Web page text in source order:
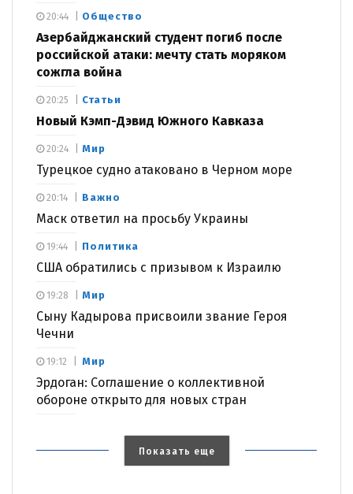
Общество
Азербайджанский студент погиб после
российской атаки: мечту стать моряком
сожгла война
20:44
Статьи
Новый Кэмп-Дэвид Южного Кавказа
20:25
Мир
Турецкое судно атаковано в Черном море
20:24
Важно
Маск ответил на просьбу Украины
20:14
Политика
США обратились с призывом к Израилю
19:44
Мир
Сыну Кадырова присвоили звание Героя
Чечни
19:28
Мир
Эрдоган: Соглашение о коллективной
обороне открыто для новых стран
19:12
Показать еще